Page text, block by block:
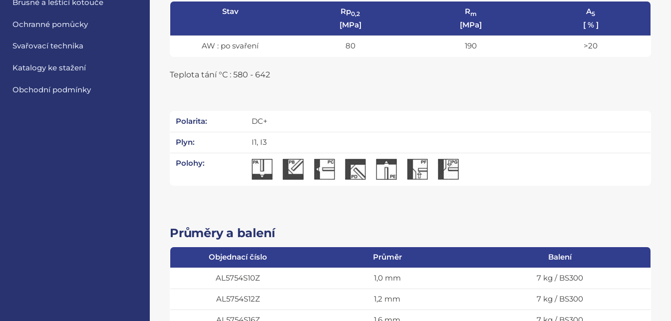
Brusné a leštící kotouče
Ochranné pomůcky
Svařovací technika
Katalogy ke stažení
Obchodní podmínky
Stav Rp0,2
[MPa]
Rm
[MPa]
A5
[ % ]
AW : po svaření 80 190 >20
Teplota tání °C : 580 - 642
Polarita: DC+
Plyn: I1, I3
Polohy:
Průměry a balení
Objednací číslo Průměr Balení
AL5754S10Z 1,0 mm 7 kg / BS300
AL5754S12Z 1,2 mm 7 kg / BS300